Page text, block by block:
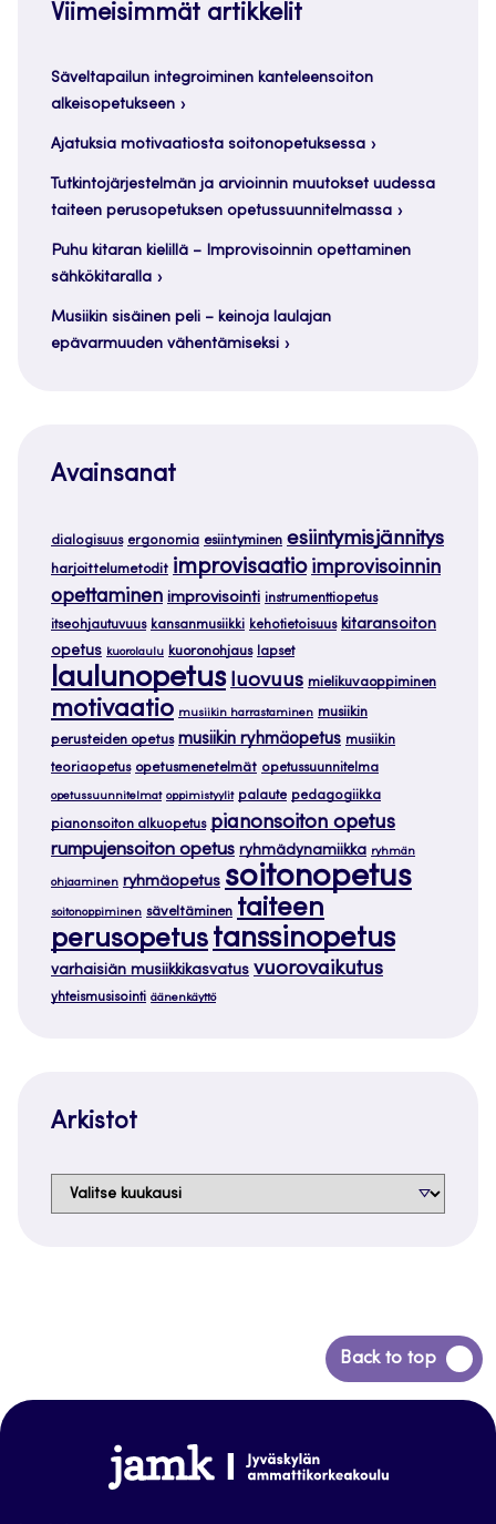
Viimeisimmät artikkelit
Säveltapailun integroiminen kanteleensoiton
alkeisopetukseen
Ajatuksia motivaatiosta soitonopetuksessa
Tutkintojärjestelmän ja arvioinnin muutokset uudessa
taiteen perusopetuksen opetussuunnitelmassa
Puhu kitaran kielillä – Improvisoinnin opettaminen
sähkökitaralla
Musiikin sisäinen peli – keinoja laulajan
epävarmuuden vähentämiseksi
Avainsanat
dialogisuus ergonomia esiintyminen esiintymisjännitys
harjoittelumetodit improvisaatio improvisoinnin
opettaminen improvisointi instrumenttiopetus
itseohjautuvuus kansanmusiikki kehotietoisuus kitaransoiton
opetus kuorolaulu kuoronohjaus lapset
laulunopetus luovuus mielikuvaoppiminen
motivaatio musiikin harrastaminen musiikin
perusteiden opetus musiikin ryhmäopetus musiikin
teoriaopetus opetusmenetelmät opetussuunnitelma
opetussuunnitelmat oppimistyylit palaute pedagogiikka
pianonsoiton alkuopetus pianonsoiton opetus
rumpujensoiton opetus ryhmädynamiikka ryhmän
ohjaaminen ryhmäopetus soitonopetus
soitonoppiminen säveltäminen taiteen
perusopetus tanssinopetus
varhaisiän musiikkikasvatus vuorovaikutus
yhteismusisointi äänenkäyttö
Arkistot
Arkistot
Back to top
Siirry
takaisin
www.jamk.fi